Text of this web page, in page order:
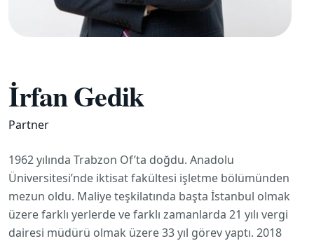
İrfan Gedik
Partner
1962 yılında Trabzon Of’ta doğdu. Anadolu
Üniversitesi’nde iktisat fakültesi işletme bölümünden
mezun oldu. Maliye teşkilatında başta İstanbul olmak
üzere farklı yerlerde ve farklı zamanlarda 21 yılı vergi
dairesi müdürü olmak üzere 33 yıl görev yaptı. 2018